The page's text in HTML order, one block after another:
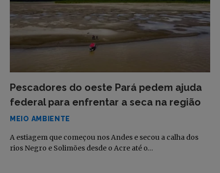
Pescadores do oeste Pará pedem ajuda
federal para enfrentar a seca na região
MEIO AMBIENTE
A estiagem que começou nos Andes e secou a calha dos
rios Negro e Solimões desde o Acre até o…